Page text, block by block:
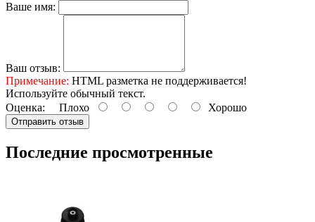
Ваше имя:
Ваш отзыв:
Примечание: HTML разметка не поддерживается!
Используйте обычный текст.
Оценка: Плохо Хорошо
Отправить отзыв
Последние просмотренные